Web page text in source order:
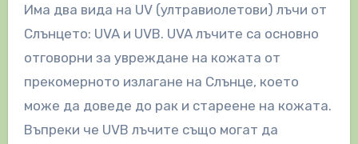
Има два вида на UV (ултравиолетови) лъчи от
Слънцето: UVA и UVB. UVA лъчите са основно
отговорни за увреждане на кожата от
прекомерното излагане на Слънце, което
може да доведе до рак и стареене на кожата.
Въпреки че UVB лъчите също могат да